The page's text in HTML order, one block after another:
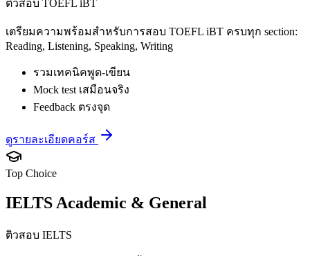
ติวสอบ TOEFL iBT
เตรียมความพร้อมสำหรับการสอบ TOEFL iBT ครบทุก section:
Reading, Listening, Speaking, Writing
รวมเทคนิคพูด-เขียน
Mock test เสมือนจริง
Feedback ตรงจุด
ดูรายละเอียดคอร์ส
Top Choice
IELTS Academic & General
ติวสอบ IELTS